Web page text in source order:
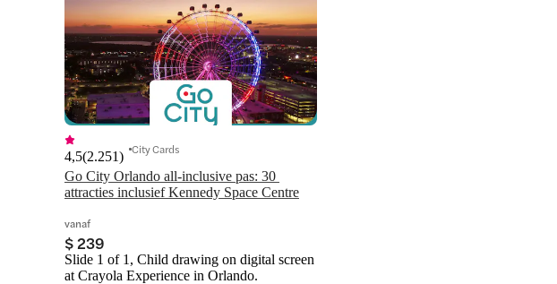
Go City Orlando all-inclusive pas: 30
attracties inclusief Kennedy Space Centre
4,5(2.251) City Cards
vanaf
$ 239
Slide 1 of 1, Child drawing on digital screen
at Crayola Experience in Orlando.